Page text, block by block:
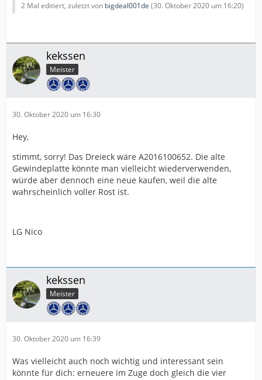
2 Mal editiert, zuletzt von bigdeal001de (30. Oktober 2020 um 16:20)
kekssen
Meister
30. Oktober 2020 um 16:30
Hey,
stimmt, sorry! Das Dreieck wäre A2016100652. Die alte
Gewindeplatte könnte man vielleicht wiederverwenden,
würde aber dennoch eine neue kaufen, weil die alte
wahrscheinlich voller Rost ist.
LG Nico
kekssen
Meister
30. Oktober 2020 um 16:39
Was vielleicht auch noch wichtig und interessant sein
könnte für dich: erneuere im Zuge doch gleich die vier